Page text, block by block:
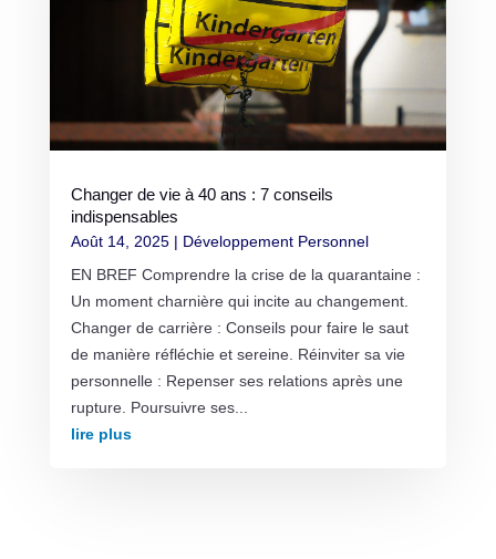
Changer de vie à 40 ans : 7 conseils
indispensables
Août 14, 2025| Développement Personnel
EN BREF Comprendre la crise de la quarantaine :
Un moment charnière qui incite au changement.
Changer de carrière : Conseils pour faire le saut
de manière réfléchie et sereine. Réinviter sa vie
personnelle : Repenser ses relations après une
rupture. Poursuivre ses...
lire plus